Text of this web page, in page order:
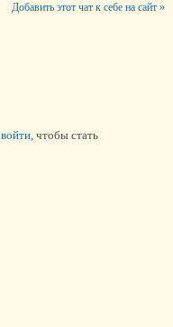
Добавить этот чат к себе на сайт »
войти , чтобы стать